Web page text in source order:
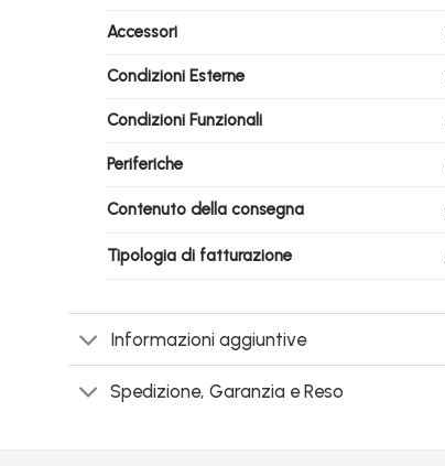
Accessori
Condizioni Esterne
Condizioni Funzionali
Periferiche
Contenuto della consegna
Tipologia di fatturazione
Informazioni aggiuntive
Spedizione, Garanzia e Reso